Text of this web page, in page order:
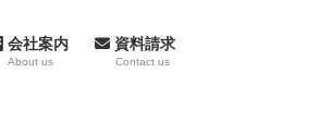
会社案内
About us
資料請求
Contact us